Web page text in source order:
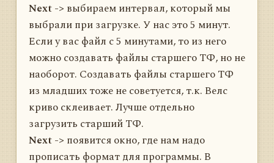
Next -> выбираем интервал, который мы
выбрали при загрузке. У нас это 5 минут.
Если у вас файл с 5 минутами, то из него
можно создавать файлы старшего ТФ, но не
наоборот. Создавать файлы старшего ТФ
из младших тоже не советуется, т.к. Велс
криво склеивает. Лучше отдельно
загрузить старший ТФ.
Next -> появится окно, где нам надо
прописать формат для программы. В